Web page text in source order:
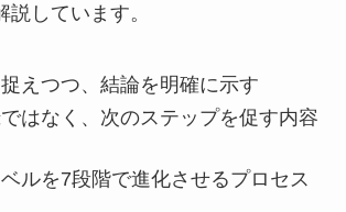
しています。
えつつ、結論を明確に示す
はなく、次のステップを促す内容
ルを7段階で進化させるプロセス